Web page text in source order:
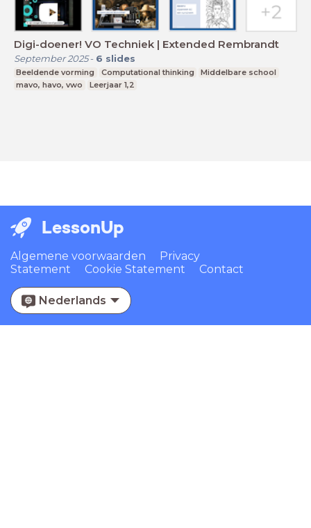
Digi-doener! VO Techniek | Extended Rembrandt
September 2025- 6 slides
Beeldende vorming Computational thinking
Middelbare school
mavo, havo, vwo
Leerjaar 1,2
LessonUp
Algemene voorwaarden
Privacy
Statement
Cookie Statement Contact
Nederlands